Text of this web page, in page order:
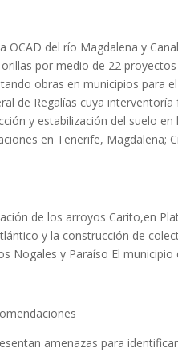
OCAD del río Magdalena y
por medio de 22
obras en municipios para
de Regalías cuya
y estabilización del suelo
en Tenerife, Magdalena;
de los arroyos Carito,en
y la construcción de
Nogales y Paraíso El municipio
amenazas para